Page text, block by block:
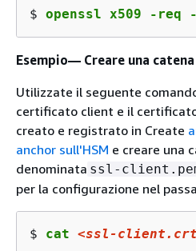
$ openssl x509 -req
Esempio— Creare una
Utilizzate il seguente
certificato client e il
creato e registrato in Create
anchor sull'HSM e creare una
denominata ssl-
per la configurazione nel
$ cat <ssl-